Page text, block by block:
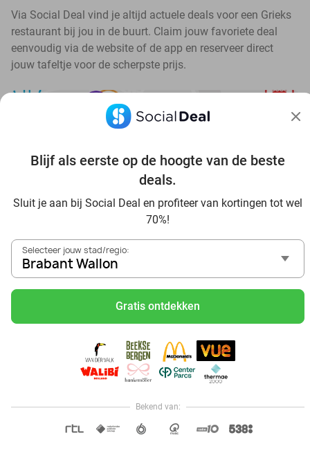
Blijf als eerste op de hoogte van de beste
deals.
Sluit je aan bij Social Deal en profiteer van kortingen tot wel
70%!
Selecteer jouw stad/regio:
Brabant Wallon
Gratis ontdekken
Bekend van:
Via Social Deal vind je altijd actuele deals voor een Grieks
restaurant bij jou in de buurt. Claim jouw favoriete deal
eenvoudig via de website of de app en reserveer direct
jouw tafeltje voor de scherpste prijs.
Ontdek alle topdeals in jouw omgeving
Mangez des sushis à Brabant Wallon
Mangez à volonté à Brabant Wallon
Center Parcs Les Ardennes
Walibi Belgium via Social Deal: avontuurlijk dagje uit voor
Hoi, onze klantenservice is open,
dus als je een vraag hebt helpen